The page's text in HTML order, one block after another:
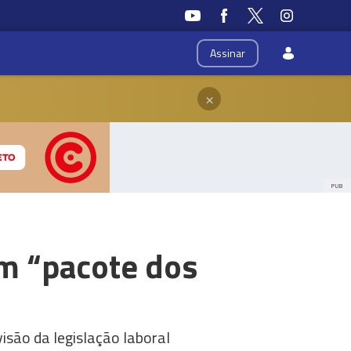
Assinar
×
PUB
“pacote dos
da legislação laboral